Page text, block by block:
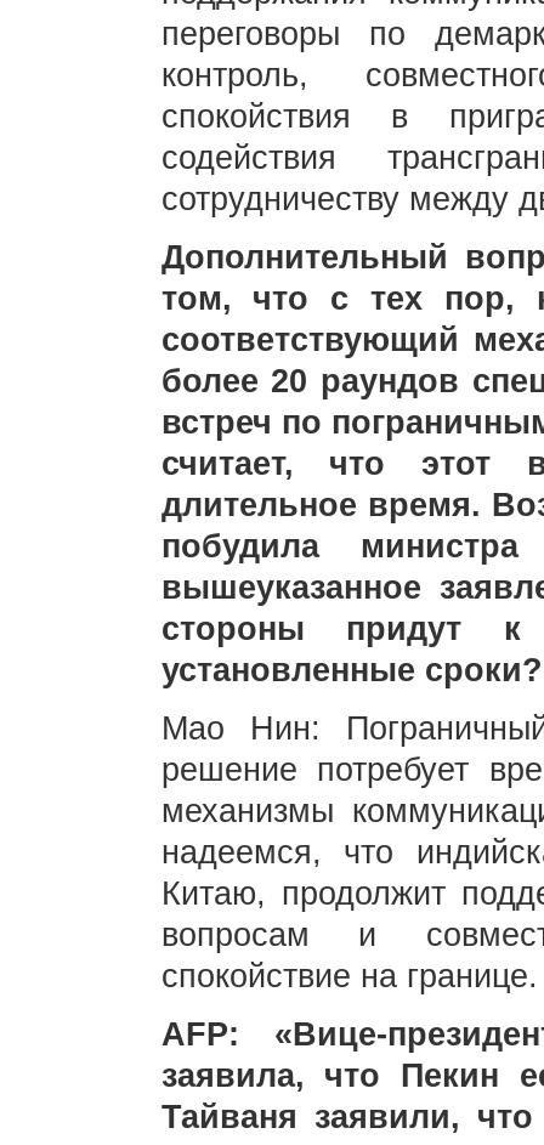
переговоры по
контроль,
спокойствия в
содействия
сотрудничеству между
Дополнительный
том, что с тех пор,
соответствующий
более 20 раундов
встреч по
считает, что этот
длительное время.
побудила
вышеуказанное
стороны придут
установленные сроки?
Мао Нин:
решение потребует
механизмы
надеемся, что
Китаю, продолжит
вопросам и
спокойствие на границе.
AFP: «Вице-
заявила, что Пекин
Тайваня заявили,